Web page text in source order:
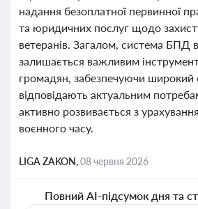
надання безоплатної первинної
та юридичних послуг щодо
ветеранів. Загалом, система БПД в
залишається важливим
громадян, забезпечуючи широкий
відповідають актуальним
активно розвивається з
воєнного часу.
LIGA ZAKON,08 червня 2026
Повний AI-підсумок дня та